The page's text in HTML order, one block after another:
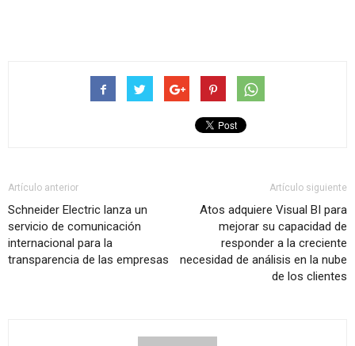
Artículo anterior
Schneider Electric lanza un
servicio de comunicación
internacional para la
transparencia de las empresas
Artículo siguiente
Atos adquiere Visual BI para
mejorar su capacidad de
responder a la creciente
necesidad de análisis en la nube
de los clientes